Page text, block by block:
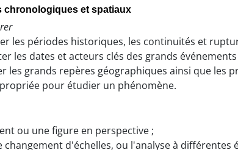
chronologiques et spatiaux
les périodes historiques, les continuités et
les dates et acteurs clés des grands événements
les grands repères géographiques ainsi que les
pour étudier un phénomène.
ou une figure en perspective ;
d'échelles, ou l'analyse à différentes